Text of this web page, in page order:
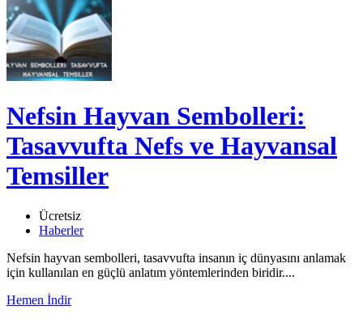
Nefsin Hayvan Sembolleri:
Tasavvufta Nefs ve Hayvansal
Temsiller
Ücretsiz
Haberler
Nefsin hayvan sembolleri, tasavvufta insanın iç dünyasını anlamak
için kullanılan en güçlü anlatım yöntemlerinden biridir....
Hemen İndir